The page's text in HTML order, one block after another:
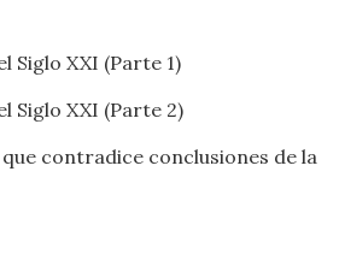
Siglo XXI (Parte 1)
Siglo XXI (Parte 2)
contradice conclusiones de la